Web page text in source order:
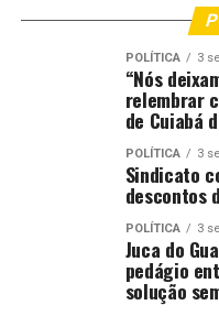
de carbono. Durigan
China tem importância
amplie aspectos de
segmento, dentro da
economia de baixo
As reuniões também
China em ampliar a
destaque para
inovação, à
desenvolvimento
POLÍTICA 3
“Nós
relembrar
de Cuiabá
POLÍTICA 3
Sindicato
descontos
POLÍTICA 3
Juca do
pedágio
solução